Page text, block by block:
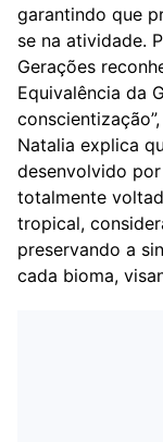
garantindo que
se na atividade.
Gerações
Equivalência da
Natalia explica
desenvolvido
totalmente
tropical,
preservando a
cada bioma,